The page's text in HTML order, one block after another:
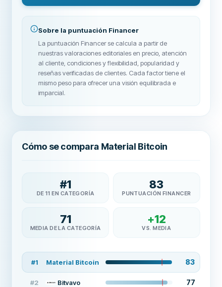
Sobre la puntuación Financer
La puntuación Financer se calcula a partir de
nuestras valoraciones editoriales en precio, atención
al cliente, condiciones y flexibilidad, popularidad y
reseñas verificadas de clientes. Cada factor tiene el
mismo peso para ofrecer una visión equilibrada e
imparcial.
Cómo se compara Material Bitcoin
#1
DE 11 EN CATEGORÍA
83
PUNTUACIÓN FINANCER
71
MEDIA DE LA CATEGORÍA
+12
VS. MEDIA
#1 Material Bitcoin 83
#2 Bitvavo 77